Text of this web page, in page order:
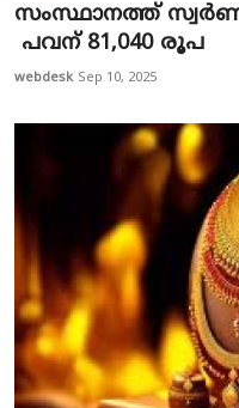
സം​സ്ഥാ​ന​ത്ത്
പ​വ​ന് 81,040 രൂ​പ
webdesk Sep 10, 2025